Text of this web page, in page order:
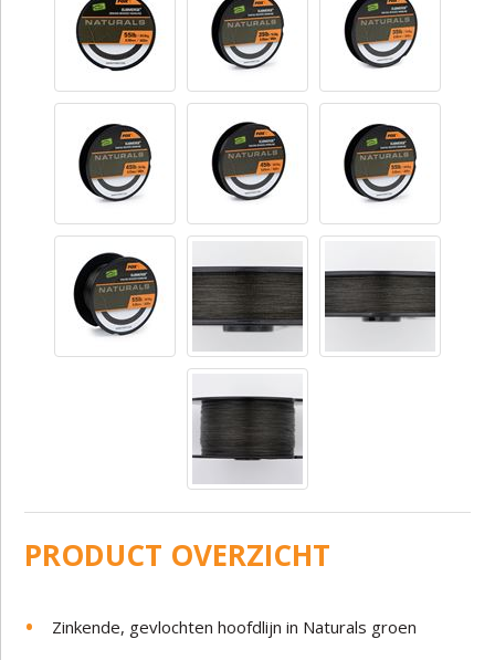
PRODUCT OVERZICHT
Zinkende, gevlochten hoofdlijn in Naturals groen